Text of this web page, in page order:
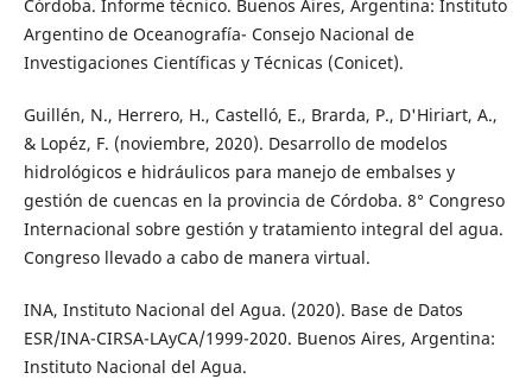
Córdoba. Informe técnico. Buenos Aires, Argentina: Instituto
Argentino de Oceanografía- Consejo Nacional de
Investigaciones Científicas y Técnicas (Conicet).
Guillén, N., Herrero, H., Castelló, E., Brarda, P., D'Hiriart, A.,
& Lopéz, F. (noviembre, 2020). Desarrollo de modelos
hidrológicos e hidráulicos para manejo de embalses y
gestión de cuencas en la provincia de Córdoba. 8° Congreso
Internacional sobre gestión y tratamiento integral del agua.
Congreso llevado a cabo de manera virtual.
INA, Instituto Nacional del Agua. (2020). Base de Datos
ESR/INA-CIRSA-LAyCA/1999-2020. Buenos Aires, Argentina:
Instituto Nacional del Agua.